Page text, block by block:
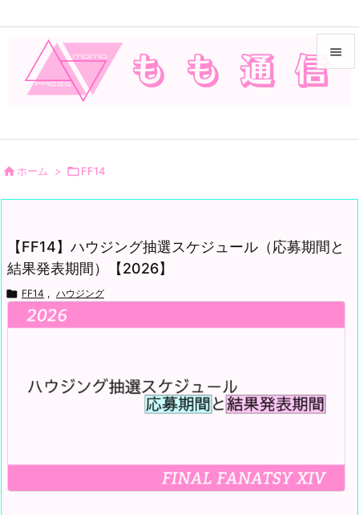


サイド

 ホーム > FF14
【FF14】ハウジング抽選スケジュール（応募期間と
結果発表期間）【2026】
 FF14 , ハウジング